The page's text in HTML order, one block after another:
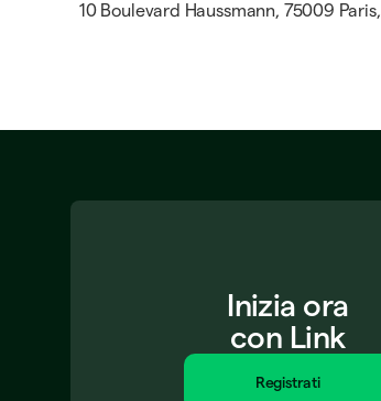
10 Boulevard Haussmann, 75009
Inizia ora
con Link
Registrati